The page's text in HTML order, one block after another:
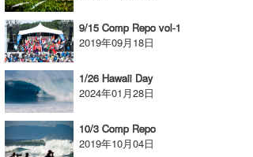
9/15 Comp Repo vol-1
2019年09月18日
1/26 Hawaii Day
2024年01月28日
10/3 Comp Repo
2019年10月04日
S.K
Soulman
VAGY
waka☆=
YUKI☆